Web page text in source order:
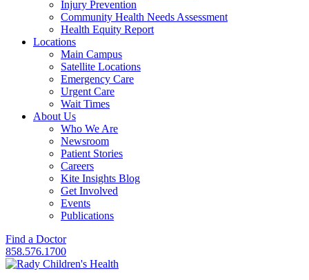
Injury Prevention
Community Health Needs Assessment
Health Equity Report
Locations
Main Campus
Satellite Locations
Emergency Care
Urgent Care
Wait Times
About Us
Who We Are
Newsroom
Patient Stories
Careers
Kite Insights Blog
Get Involved
Events
Publications
Find a Doctor
858.576.1700